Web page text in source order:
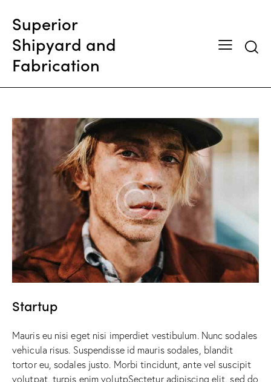
Superior
Shipyard and
Fabrication
Startup
Mauris eu nisi eget nisi imperdiet vestibulum. Nunc sodales
vehicula risus. Suspendisse id mauris sodales, blandit
tortor eu, sodales justo. Morbi tincidunt, ante vel suscipit
volutpat, turpis enim volutpSectetur adipiscing elit, sed do